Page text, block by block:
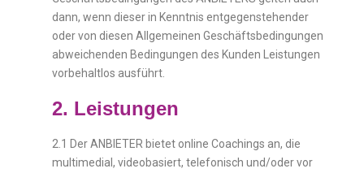
dann, wenn dieser in Kenntnis entgegenstehender
oder von diesen Allgemeinen Geschäftsbedingungen
abweichenden Bedingungen des Kunden Leistungen
vorbehaltlos ausführt.
2. Leistungen
2.1 Der ANBIETER bietet online Coachings an, die
multimedial, videobasiert, telefonisch und/oder vor